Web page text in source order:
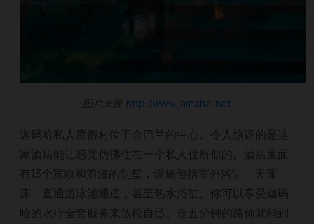
图片来源 http://www.jamahal.net
迦码哈私人度假村位于金巴兰的中心。令人惊讶的是这
家酒店能让感觉仿佛住在一个私人住所似的。酒店里面
有13个宽敞和浪漫的别墅，设施包括室外浴缸、天蓬
床、直通游泳池通道，甚至热水浴缸。你可以享受迦码
哈的水疗全套服务来放松自己。走五分钟的路你就能到